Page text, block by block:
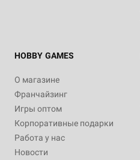
HOBBY GAMES
О магазине
Франчайзинг
Игры оптом
Корпоративные подарки
Работа у нас
Новости